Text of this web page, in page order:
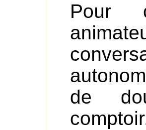
Pour
de